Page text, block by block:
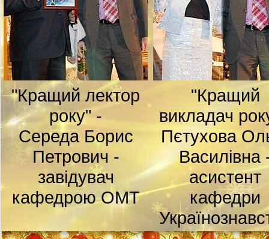
"Кращий лектор
року" -
Середа Борис
Петрович -
завідувач
кафедрою ОМТ
"Кращий
викладач
Пєтухова
Василівна
асистент
кафедри